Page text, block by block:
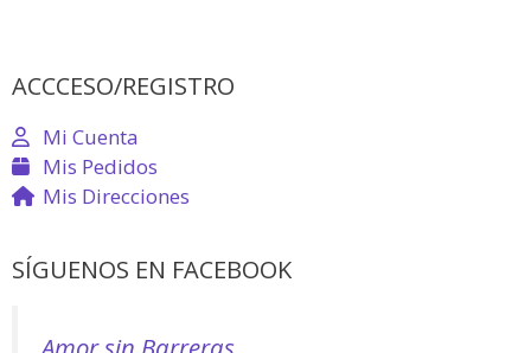
ACCCESO/REGISTRO
Mi Cuenta
Mis Pedidos
Mis Direcciones
SÍGUENOS EN FACEBOOK